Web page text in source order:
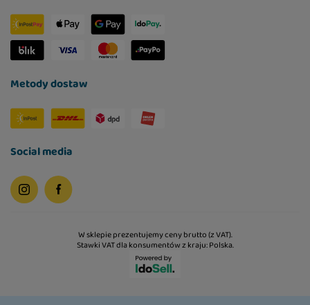
Metody dostaw
Social media
W sklepie prezentujemy ceny brutto (z VAT).
Stawki VAT dla konsumentów z kraju:Polska.